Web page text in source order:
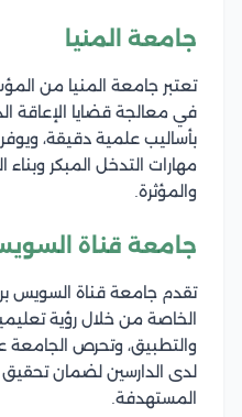
جامعة المنيا
تعتبر جامعة المنيا من
في معالجة قضايا الإعاقة
بأساليب علمية دقيقة، ويوفر
مهارات التدخل المبكر وبناء
والمؤثرة.
جامعة قناة
تقدم جامعة قناة السويس
الخاصة من خلال رؤية
والتطبيق، وتحرص الجامعة
لدى الدارسين لضمان تحقيق
المستهدفة.